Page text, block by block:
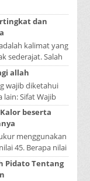
dan
kalimat yang
sederajat. Salah
kalimat, se...
allah
wajib diketahui
Sifat Wajib
beserta
menggunakan
45. Berapa nilai
Reamur, ...
Pidato Tentang